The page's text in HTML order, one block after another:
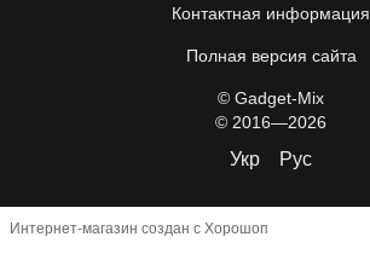
Контактная информация
Полная версия сайта
© Gadget-Mix
© 2016—2026
Укр Рус
Интернет-магазин создан с Хорошоп